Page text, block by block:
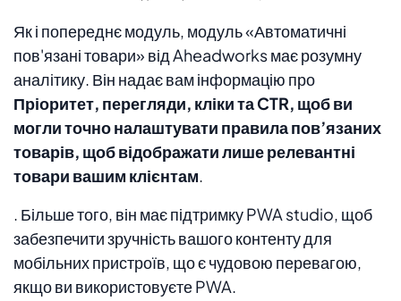
Як і попереднє модуль, модуль «Автоматичні
пов'язані товари» від Aheadworks має розумну
аналітику. Він надає вам інформацію про
Пріоритет, перегляди, кліки та CTR, щоб ви
могли точно налаштувати правила пов’язаних
товарів, щоб відображати лише релевантні
товари вашим клієнтам.
. Більше того, він має підтримку PWA studio, щоб
забезпечити зручність вашого контенту для
мобільних пристроїв, що є чудовою перевагою,
якщо ви використовуєте PWA.